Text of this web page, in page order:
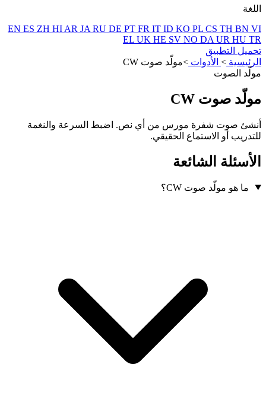
اللغة
EN ES ZH HI AR JA RU DE PT FR IT ID KO PL CS TH BN VI
EL UK HE SV NO DA UR HU TR
تحميل التطبيق
الرئيسية > الأدوات >مولّد صوت CW
مولّد الصوت
مولّد صوت CW
أنشئ صوت شفرة مورس من أي نص. اضبط السرعة والنغمة
للتدريب أو الاستماع الحقيقي.
الأسئلة الشائعة
ما هو مولّد صوت CW؟